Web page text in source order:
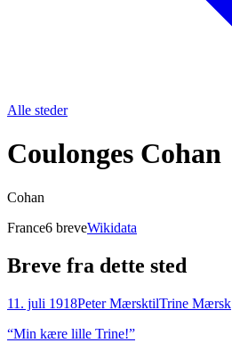
Alle steder
Coulonges Cohan
Cohan
France6 breveWikidata
Breve fra dette sted
11. juli 1918Peter MærsktilTrine Mærsk
“Min kære lille Trine!”